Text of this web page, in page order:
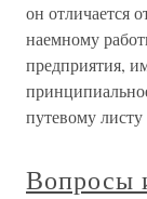
он отличается
наемному
предприятия,
путевому листу
Вопросы